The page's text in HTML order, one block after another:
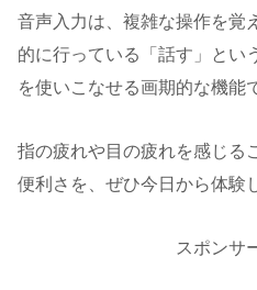
音声入力は、複雑な操作を覚
的に行っている「話す」とい
を使いこなせる画期的な機能
指の疲れや目の疲れを感じる
便利さを、ぜひ今日から体験
スポンサ